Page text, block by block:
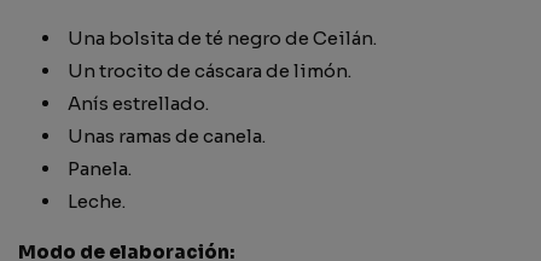
Una bolsita de té negro de Ceilán.
Un trocito de cáscara de limón.
Anís estrellado.
Unas ramas de canela.
Panela.
Leche.
Modo de elaboración: